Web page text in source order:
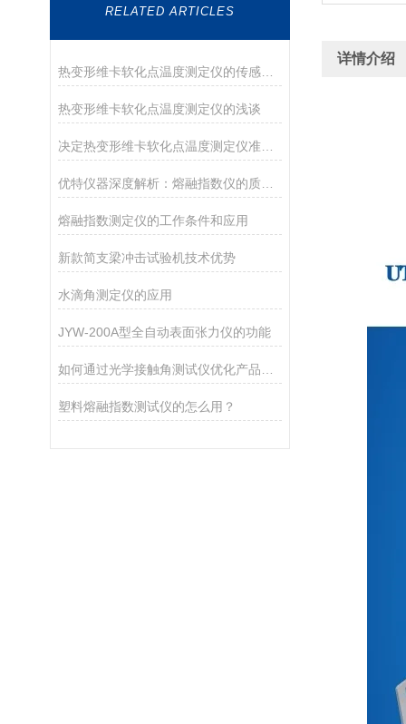
RELATED ARTICLES
热变形维卡软化点温度测定仪的传感器介绍
热变形维卡软化点温度测定仪的浅谈
决定热变形维卡软化点温度测定仪准确度的因素
熔融指数测定仪的工作条件和应用
新款简支梁冲击试验机技术优势
水滴角测定仪的应用
JYW-200A型全自动表面张力仪的功能
塑料熔融指数测试仪的怎么用？
详情介绍